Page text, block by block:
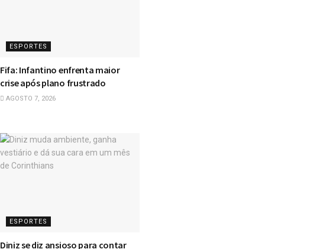
ESPORTES
Fifa: Infantino enfrenta maior
crise após plano frustrado
AGOSTO 7, 2026
ESPORTES
Diniz se diz ansioso para contar